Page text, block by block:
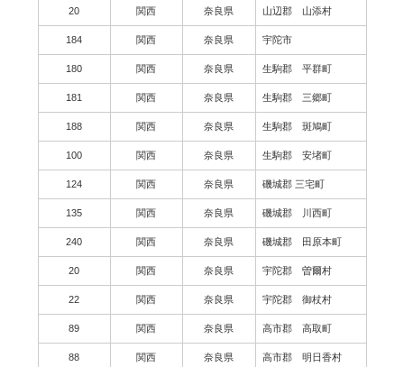
20 関西 奈良県 山辺郡 山添村
184 関西 奈良県 宇陀市
180 関西 奈良県 生駒郡 平群町
181 関西 奈良県 生駒郡 三郷町
188 関西 奈良県 生駒郡 斑鳩町
100 関西 奈良県 生駒郡 安堵町
124 関西 奈良県 磯城郡 三宅町
135 関西 奈良県 磯城郡 川西町
240 関西 奈良県 磯城郡 田原本町
20 関西 奈良県 宇陀郡 曽爾村
22 関西 奈良県 宇陀郡 御杖村
89 関西 奈良県 高市郡 高取町
88 関西 奈良県 高市郡 明日香村